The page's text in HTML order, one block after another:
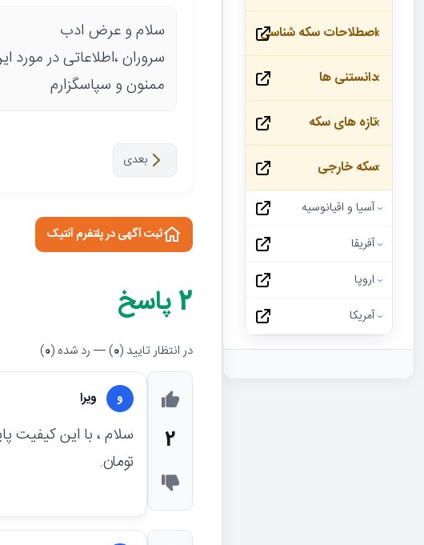
سلام و عرض ادب
سروران ،اطلاعاتی در
ممنون و سپاسگزارم
بعدی
ثبت آگهی در پلتفرم آنتیک
2پاسخ
در انتظار تایید (0) — رد شده (0
)
2
و ویرا
تومان.
اصطلاحات سکه شناسی
دانستنی ها
تازه های سکه
سکه خارجی
آسیا و اقیانوسیه
آفریقا
اروپا
آمریکا